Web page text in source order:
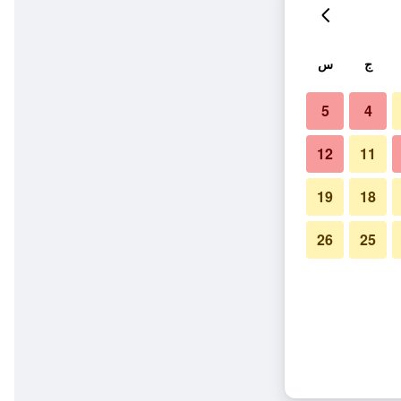
ج س
4
5
11
12
18
19
25
26